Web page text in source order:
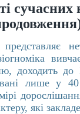
сучасних
доходить
лише у
які